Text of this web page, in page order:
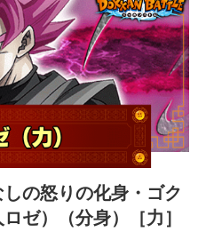
しの怒りの化身・ゴク
ゼ）（分身）［力］